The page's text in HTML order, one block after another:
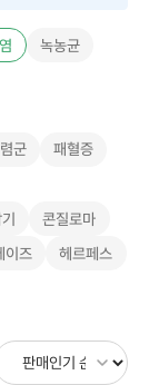
녹농균
군
패혈증
콘질로마
즈 헤르페스